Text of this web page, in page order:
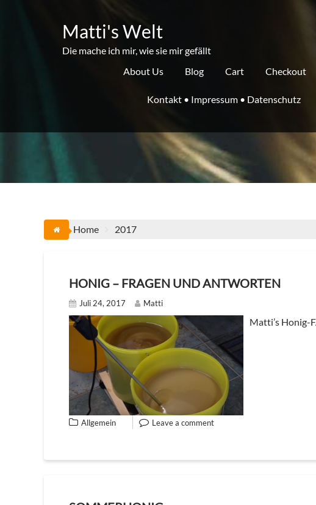
Matti's Welt
Die mache ich mir, wie sie mir gefällt
About Us
Blog Cart Checkout
Kontakt • Impressum • Datenschutz
Home 2017
HONIG – FRAGEN UND ANTWORTEN
Juli 24, 2017 Matti
Matti’s Honig-
Allgemein Leave a comment